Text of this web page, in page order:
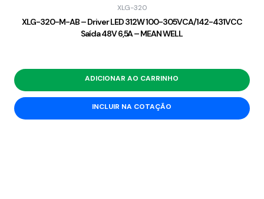
XLG-320
XLG-320-M-AB – Driver LED 312W 100-305VCA/142-431VCC
Saída 48V 6,5A – MEAN WELL
ADICIONAR AO CARRINHO
INCLUIR NA COTAÇÃO